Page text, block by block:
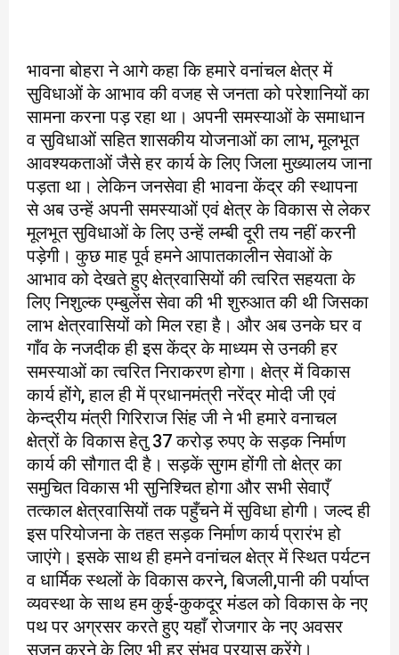
भावना बोहरा ने आगे कहा कि हमारे वनांचल क्षेत्र में
सुविधाओं के आभाव की वजह से जनता को परेशानियों का
सामना करना पड़ रहा था। अपनी समस्याओं के समाधान
व सुविधाओं सहित शासकीय योजनाओं का लाभ, मूलभूत
आवश्यकताओं जैसे हर कार्य के लिए जिला मुख्यालय जाना
पड़ता था। लेकिन जनसेवा ही भावना केंद्र की स्थापना
से अब उन्हें अपनी समस्याओं एवं क्षेत्र के विकास से लेकर
मूलभूत सुविधाओं के लिए उन्हें लम्बी दूरी तय नहीं करनी
पड़ेगी। कुछ माह पूर्व हमने आपातकालीन सेवाओं के
आभाव को देखते हुए क्षेत्रवासियों की त्वरित सहयता के
लिए निशुल्क एम्बुलेंस सेवा की भी शुरुआत की थी जिसका
लाभ क्षेत्रवासियों को मिल रहा है। और अब उनके घर व
गाँव के नजदीक ही इस केंद्र के माध्यम से उनकी हर
समस्याओं का त्वरित निराकरण होगा। क्षेत्र में विकास
कार्य होंगे, हाल ही में प्रधानमंत्री नरेंद्र मोदी जी एवं
केन्द्रीय मंत्री गिरिराज सिंह जी ने भी हमारे वनाचल
क्षेत्रों के विकास हेतु 37 करोड़ रुपए के सड़क निर्माण
कार्य की सौगात दी है। सड़कें सुगम होंगी तो क्षेत्र का
समुचित विकास भी सुनिश्चित होगा और सभी सेवाएँ
तत्काल क्षेत्रवासियों तक पहुँचने में सुविधा होगी। जल्द ही
इस परियोजना के तहत सड़क निर्माण कार्य प्रारंभ हो
जाएंगे। इसके साथ ही हमने वनांचल क्षेत्र में स्थित पर्यटन
व धार्मिक स्थलों के विकास करने, बिजली,पानी की पर्याप्त
व्यवस्था के साथ हम कुई-कुकदूर मंडल को विकास के नए
पथ पर अग्रसर करते हुए यहाँ रोजगार के नए अवसर
सृजन करने के लिए भी हर संभव प्रयास करेंगे।